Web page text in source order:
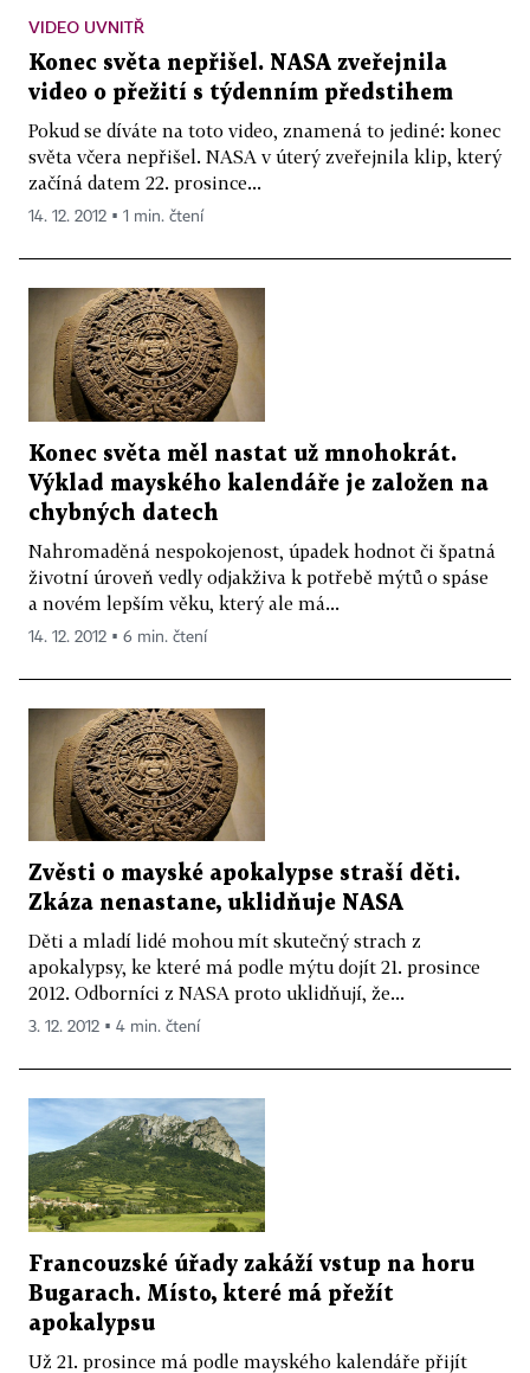
VIDEO UVNITŘ
Konec světa nepřišel. NASA zveřejnila
video o přežití s týdenním předstihem
Pokud se díváte na toto video, znamená to jediné: konec
světa včera nepřišel. NASA v úterý zveřejnila klip, který
začíná datem 22. prosince...
14. 12. 2012 ▪ 1 min. čtení
Konec světa měl nastat už mnohokrát.
Výklad mayského kalendáře je založen na
chybných datech
Nahromaděná nespokojenost, úpadek hodnot či špatná
životní úroveň vedly odjakživa k potřebě mýtů o spáse
a novém lepším věku, který ale má...
14. 12. 2012 ▪ 6 min. čtení
Zvěsti o mayské apokalypse straší děti.
Zkáza nenastane, uklidňuje NASA
Děti a mladí lidé mohou mít skutečný strach z
apokalypsy, ke které má podle mýtu dojít 21. prosince
2012. Odborníci z NASA proto uklidňují, že...
3. 12. 2012 ▪ 4 min. čtení
Francouzské úřady zakáží vstup na horu
Bugarach. Místo, které má přežít
apokalypsu
Už 21. prosince má podle mayského kalendáře přijít